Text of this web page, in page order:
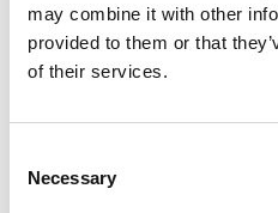
may combine it with other
provided to them or that
of their services.
Selection
Necessary
Besök soldattorpet
Du kan också besöka i
Regementsparken och
kammaren och köket finns
bruksföremål från olika